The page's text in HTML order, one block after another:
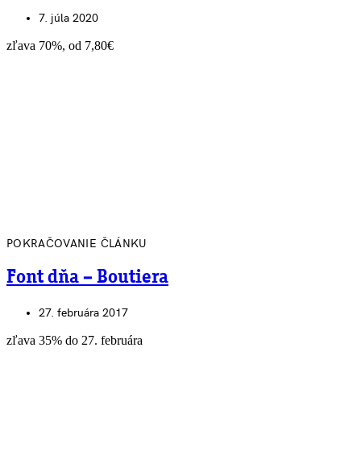
7. júla 2020
zľava 70%, od 7,80€
POKRAČOVANIE ČLÁNKU
Font dňa – Boutiera
27. februára 2017
zľava 35% do 27. februára